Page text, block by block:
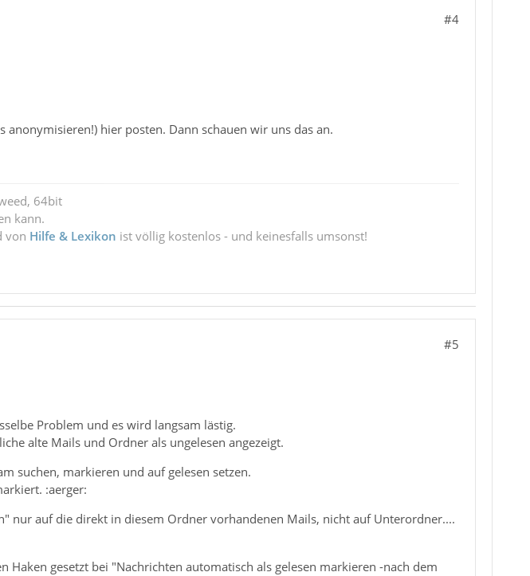
#4
hier posten. Dann schauen wir uns das an.
64bit
kann.
von Hilfe & Lexikon ist völlig kostenlos - und keinesfalls umsonst!
#5
Problem und es wird langsam lästig.
alte Mails und Ordner als ungelesen angezeigt.
suchen, markieren und auf gelesen setzen.
:aerger:
nur auf die direkt in diesem Ordner vorhandenen Mails, nicht auf Unterordner....
Haken gesetzt bei "Nachrichten automatisch als gelesen markieren -nach dem